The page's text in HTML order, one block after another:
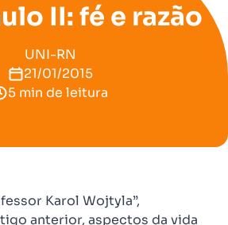
II: fé e razão
UNI-RN
21/01/2015
5 min de leitura
Karol Wojtyla”,
anterior, aspectos da vida